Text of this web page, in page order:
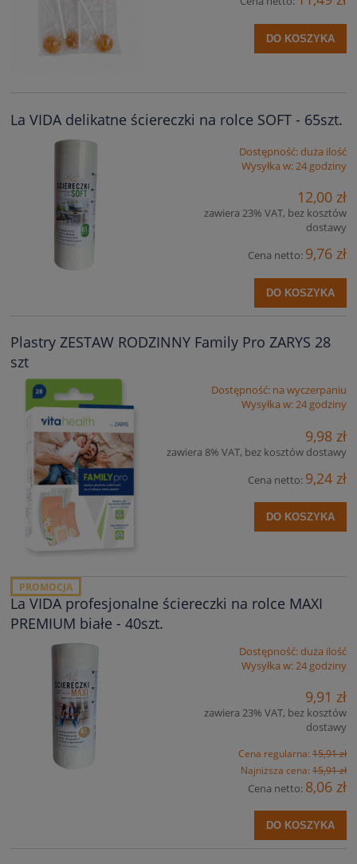
DO KOSZYKA
La VIDA delikatne ściereczki na rolce SOFT - 65szt.
Dostępność:duża ilość
Wysyłka w:24 godziny
12,00 zł
zawiera 23% VAT, bez kosztów
dostawy
Cena netto: 9,76 zł
DO KOSZYKA
Plastry ZESTAW RODZINNY Family Pro ZARYS 28
szt
Dostępność: na wyczerpaniu
Wysyłka w:24 godziny
9,98 zł
zawiera 8% VAT, bez kosztów dostawy
Cena netto: 9,24 zł
DO KOSZYKA
La VIDA profesjonalne ściereczki na rolce MAXI
PREMIUM białe - 40szt.
Dostępność:duża ilość
Wysyłka w:24 godziny
9,91 zł
zawiera 23% VAT, bez kosztów
dostawy
Cena regularna: 15,91 zł
Najniższa cena: 15,91 zł
Cena netto: 8,06 zł
DO KOSZYKA
PROMOCJA